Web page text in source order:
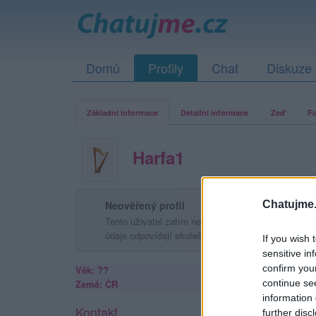
If you wish
sensitive
confirm
continue
information
further
Domů Profily Chat Diskuze
Základní informace Detailní informace Zeď
Harfa1
Neověřený profil
Tento uživatel zatím neprokázal svou identitu
údaje odpovídají skutečné osobě.
Věk: ??
Země: ČR
Kontakt